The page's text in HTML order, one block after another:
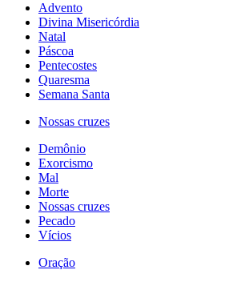
Advento
Divina Misericórdia
Natal
Páscoa
Pentecostes
Quaresma
Semana Santa
Nossas cruzes
Demônio
Exorcismo
Mal
Morte
Nossas cruzes
Pecado
Vícios
Oração